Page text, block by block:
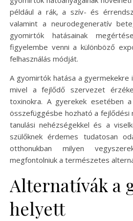
például a rák, a szív- és
valamint a neurodegeneratív
gyomirtók hatásainak
figyelembe venni a különböző
felhasználás módját.
A gyomirtók hatása a gyermekekre
mivel a fejlődő szervezet
toxinokra. A gyerekek esetében
összefüggésbe hozható a fejlődési
tanulási nehézségekkel és a
szülőknek érdemes tudatosan
otthonukban milyen
megfontolniuk a természetes
Alternatívák a
helyett